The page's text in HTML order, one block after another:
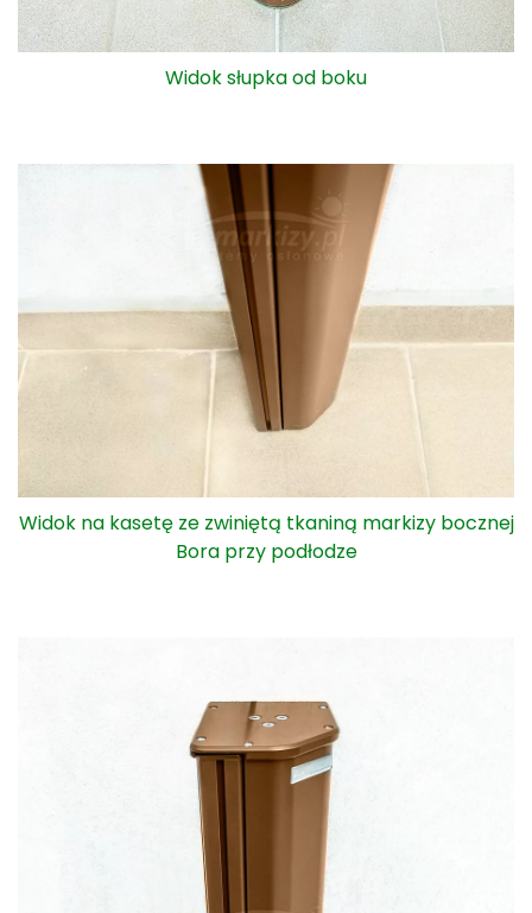
Widok na kasetę ze zwiniętą tkaniną markizy bocznej
Widok na górne wykończenie kasety ze zwiniętą